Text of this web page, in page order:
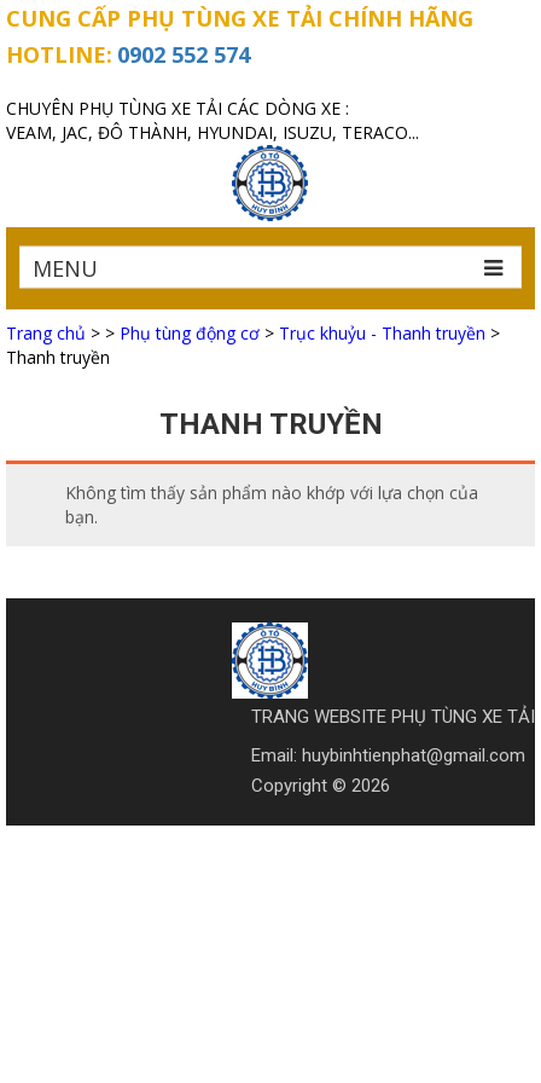
CUNG CẤP PHỤ TÙNG XE TẢI CHÍNH HÃNG
HOTLINE: 0902 552 574
CHUYÊN PHỤ TÙNG XE TẢI CÁC DÒNG XE :
VEAM, JAC, ĐÔ THÀNH, HYUNDAI, ISUZU, TERACO...
MENU
Trang chủ > > Phụ tùng động cơ > Trục khuỷu - Thanh truyền >
Thanh truyền
THANH TRUYỀN
Không tìm thấy sản phẩm nào khớp với lựa chọn của
bạn.
TRANG WEBSITE PHỤ TÙNG XE TẢI
Email: huybinhtienphat@gmail.com
Copyright © 2026